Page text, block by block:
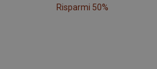
Risparmi 50%